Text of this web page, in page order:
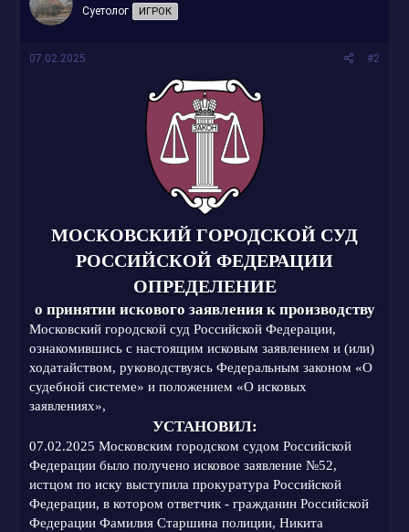
Суетолог ИГРОК
07.02.2025 #2
МОСКОВСКИЙ ГОРОДСКОЙ СУД
РОССИЙСКОЙ ФЕДЕРАЦИИ
ОПРЕДЕЛЕНИЕ
о принятии искового заявления к производству
Московский городской суд Российской Федерации,
ознакомившись с настоящим исковым заявлением и (или)
ходатайством, руководствуясь Федеральным законом «О
судебной системе» и положением «О исковых
заявлениях»,
УСТАНОВИЛ:
07.02.2025 Московским городском судом Российской
Федерации было получено исковое заявление №52,
истцом по иску выступила прокуратура Российской
Федерации, в котором ответчик - гражданин Российской
Федерации Фамилия Старшина полиции, Никита